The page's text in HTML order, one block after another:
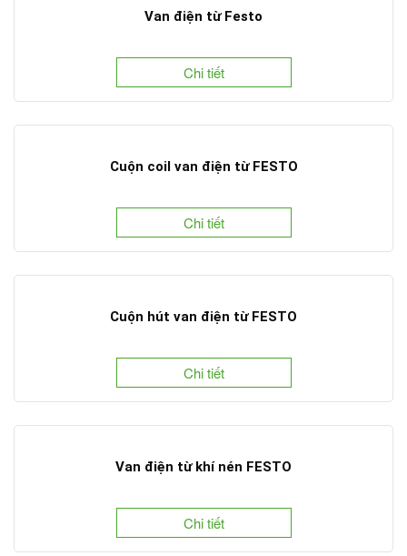
Van điện từ Festo
Chi tiết
Cuộn coil van điện từ FESTO
Chi tiết
Cuộn hút van điện từ FESTO
Chi tiết
Van điện từ khí nén FESTO
Chi tiết